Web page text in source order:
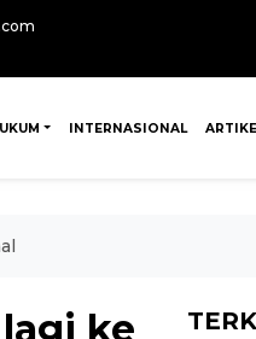
INTERNASIONAL
ke